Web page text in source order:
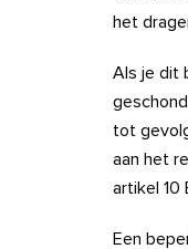
het
Als je dit
tot
aan het
artikel 10
Een